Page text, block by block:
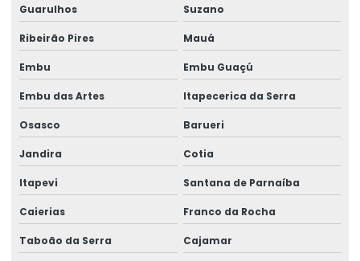
Laudo técnico pericial de construção civil
Laudos estruturais
Laudos técnicos engenharia
Modelagem de estrutura
Montagem de estruturas metálicas
Obra Industrial Chave Na Mão
Orçamento De Projeto Estrutural
Orçamento galpão estrutura metálica
Guarulhos Suzano
Ribeirão Pires Mauá
Embu Embu Guaçú
Embu das Artes Itapecerica da Serra
Osasco Barueri
Jandira Cotia
Itapevi Santana de Parnaíba
Caierias Franco da Rocha
Taboão da Serra Cajamar